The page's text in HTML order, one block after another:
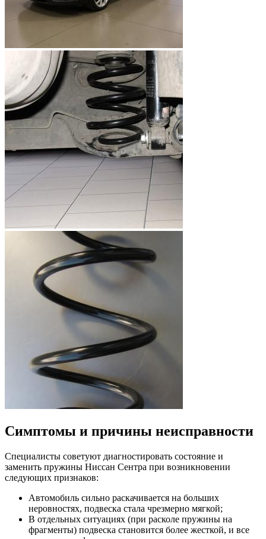
Симптомы и причины неисправности
Специалисты советуют диагностировать состояние и
заменить пружины Ниссан Сентра при возникновении
следующих признаков:
Автомобиль сильно раскачивается на больших
неровностях, подвеска стала чрезмерно мягкой;
В отдельных ситуациях (при расколе пружины на
фрагменты) подвеска становится более жесткой, и все